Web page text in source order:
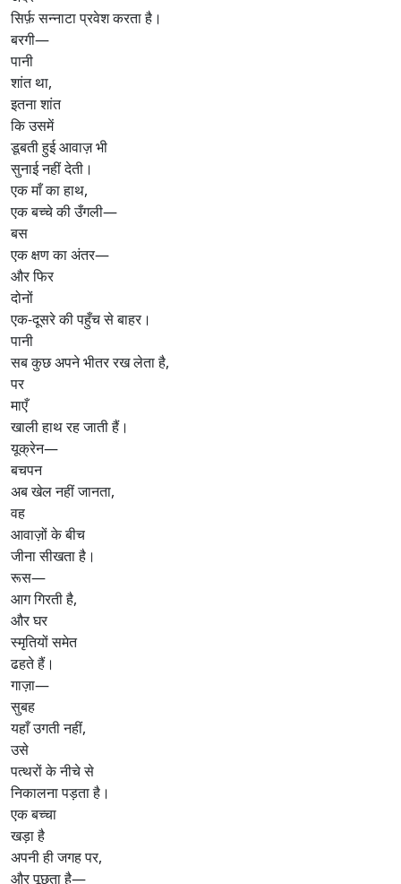
सिर्फ़ सन्नाटा प्रवेश करता है।
बरगी—
पानी
शांत था,
इतना शांत
कि उसमें
डूबती हुई आवाज़ भी
सुनाई नहीं देती।
एक माँ का हाथ,
एक बच्चे की उँगली—
बस
एक क्षण का अंतर—
और फिर
दोनों
एक-दूसरे की पहुँच से बाहर।
पानी
सब कुछ अपने भीतर रख लेता है,
पर
माएँ
खाली हाथ रह जाती हैं।
यूक्रेन—
बचपन
अब खेल नहीं जानता,
वह
आवाज़ों के बीच
जीना सीखता है।
रूस—
आग गिरती है,
और घर
स्मृतियों समेत
ढहते हैं।
गाज़ा—
सुबह
यहाँ उगती नहीं,
उसे
पत्थरों के नीचे से
निकालना पड़ता है।
एक बच्चा
खड़ा है
अपनी ही जगह पर,
और पूछता है—